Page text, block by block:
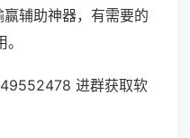
赢辅助神器，有需要的
进群获取软